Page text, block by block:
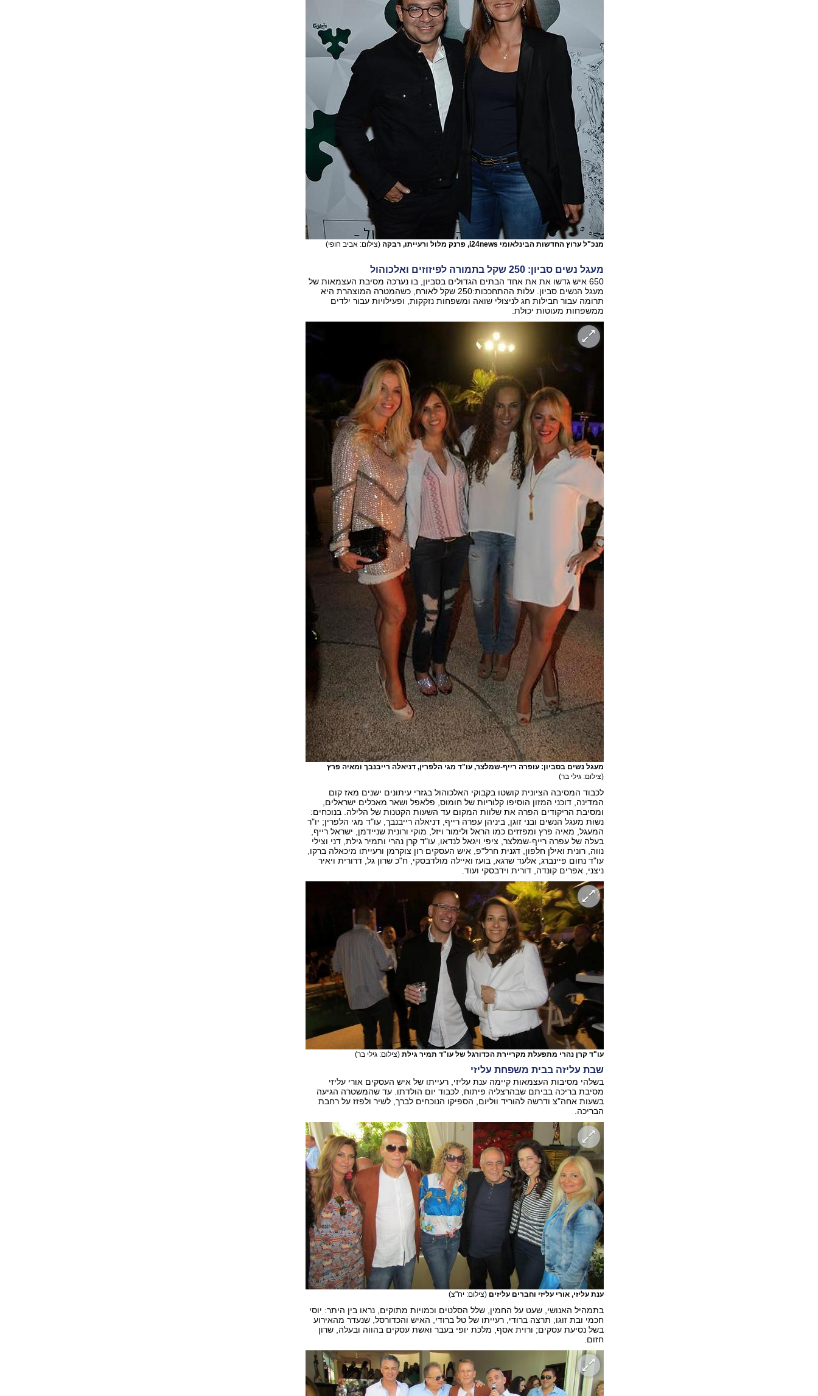
מנכ"ל ערוץ החדשות הבינלאומי i24news, פרנק מלול ורעייתו, רבקה (צילום: אביב חופי)
מעגל נשים סביון: 250 שקל בתמורה לפיזוזים ואלכוהול
650 איש גדשו את את אחד הבתים הגדולים בסביון, בו נערכה מסיבת העצמאות של
מעגל הנשים סביון. עלות ההתחככות:250 שקל לאורח, כשהמטרה המוצהרת היא
תרומה עבור חבילות חג לניצולי שואה ומשפחות נזקקות, ופעילויות עבור ילדים
ממשפחות מעוטות יכולת.
מעגל נשים בסביון: עופרה רייף-שמלצר, עו"ד מגי הלפרין, דניאלה רייבנבך ומאיה פרץ
(צילום: גילי בר)
לכבוד המסיבה הציונית קושטו בקבוקי האלכוהול בגזרי עיתונים ישנים מאז קום
המדינה, דוכני המזון הוסיפו קלוריות של חומוס, פלאפל ושאר מאכלים ישראלים,
ומסיבת הריקודים הפרה את שלוות המקום עד השעות הקטנות של הלילה. בנוכחים:
נשות מעגל הנשים ובני זוגן, ביניהן עפרה רייף, דניאלה רייבנבך, עו"ד מגי הלפרין; יו"ר
המעגל, מאיה פרץ ומפזזים כמו הראל ולימור ויזל, מוקי ורונית שניידמן, ישראל רייף,
בעלה של עפרה רייף-שמלצר, ציפי ויגאל לנדאו, עו"ד קרן נהרי ותמיר גילת, דני וצילי
נווה, רונית ואילן חלפון, דגנית חרל"פ, איש העסקים רון צוקרמן ורעייתו מיכאלה ברקו,
עו"ד נחום פיינברג, אלעד שרגא, בועז ואיילה מולדבסקי, ח"כ שרון גל, דרורית ויאיר
ניצני, אפרים קונדה, דורית וידבסקי ועוד.
עו"ד קרן נהרי מתפעלת מקריירת הכדורגל של עו"ד תמיר גילת (צילום: גילי בר)
שבת עליזה בבית משפחת עליזי
בשלהי מסיבות העצמאות קיימה ענת עליזי, רעייתו של איש העסקים אורי עליזי
מסיבת בריכה בביתם שבהרצליה פיתוח, לכבוד יום הולדתו. עד שהמשטרה הגיעה
בשעות אחה"צ ודרשה להוריד ווליום, הספיקו הנוכחים לברך, לשיר ולפזז על רחבת
הבריכה.
ענת עליזי, אורי עליזי וחברים עליזים (צילום: יח"צ)
בתמהיל האנושי, שעט על החמין, שלל הסלטים וכמויות מתוקים, נראו בין היתר: יוסי
חכמי ובת זוגו; תרצה ברודי, רעייתו של טל ברודי, האיש והכדורסל, שנעדר מהאירוע
בשל נסיעת עסקים; ורוית אסף, מלכת יופי בעבר ואשת עסקים בהווה ובעלה, שרון
חזום.